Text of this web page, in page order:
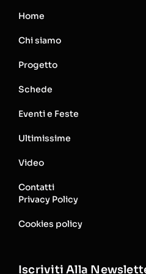
Home
Chi siamo
Progetto
Schede
Eventi e Feste
Ultimissime
Video
Contatti
Privacy Policy
Cookies policy
Iscriviti Alla